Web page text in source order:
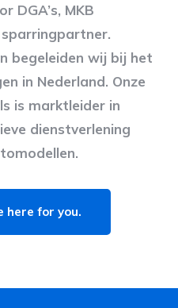
DGA’s, MKB
begeleiden wij bij het
in Nederland. Onze
is marktleider in
dienstverlening
here for you.